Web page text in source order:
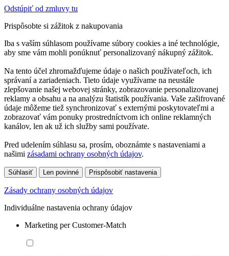
Odstúpiť od zmluvy tu
Prispôsobte si zážitok z nakupovania
Iba s vaším súhlasom používame súbory cookies a iné technológie,
aby sme vám mohli ponúknuť personalizovaný nákupný zážitok.
Na tento účel zhromažďujeme údaje o našich používateľoch, ich
správaní a zariadeniach. Tieto údaje využívame na neustále
zlepšovanie našej webovej stránky, zobrazovanie personalizovanej
reklamy a obsahu a na analýzu štatistík používania. Vaše zašifrované
údaje môžeme tiež synchronizovať s externými poskytovateľmi a
zobrazovať vám ponuky prostredníctvom ich online reklamných
kanálov, len ak už ich služby sami používate.
Pred udelením súhlasu sa, prosím, oboznámte s nastaveniami a
našimi zásadami ochrany osobných údajov.
Súhlasiť Len povinné Prispôsobiť nastavenia
Zásady ochrany osobných údajov
Individuálne nastavenia ochrany údajov
Marketing per Customer-Match